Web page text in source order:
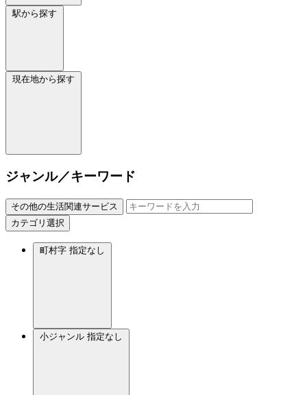
駅から探す
現在地から探す
ジャンル／キーワード
その他の生活関連サービス
カテゴリ選択
町村字 指定なし
小ジャンル 指定なし